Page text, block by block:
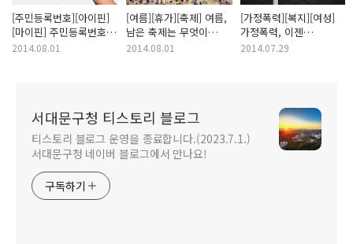
[주민등록번호][아이핀]
[마이핀] 주민등록번호,
함부로 수집하면 안돼요
2014.08.01
[여름][휴가][축제] 여름,
남은 축제는 무엇이
있을까~요?!
2014.08.01
[가정폭력][복지][여성]
가정폭력, 이젠
없어져야죠!
2014.07.29
서대문구청 티스토리 블로그
티스토리 블로그 운영을 종료합니다.(2023.7.1.)
서대문구청 네이버 블로그에서 만나요!
구독하기